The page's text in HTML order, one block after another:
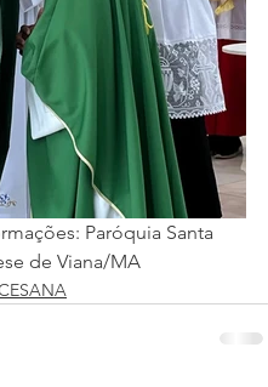
Paróquia Santa
de Viana/MA